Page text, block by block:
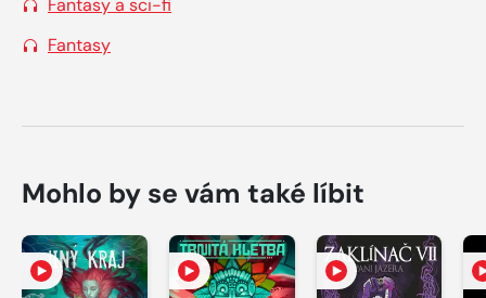
Fantasy a sci-fi
Fantasy
Mohlo by se vám také líbit